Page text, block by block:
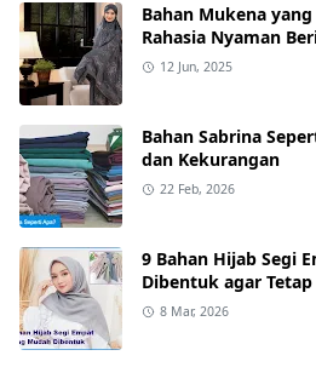
Bahan Mukena
Rahasia Nyaman
12 Jun, 2025
Bahan Sabrina
dan Kekurangan
22 Feb, 2026
9 Bahan Hijab Segi
Dibentuk agar Tetap
8 Mar, 2026